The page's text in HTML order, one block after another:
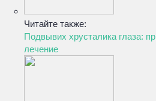
Читайте также:
Подвывих хрусталика глаза:
лечение